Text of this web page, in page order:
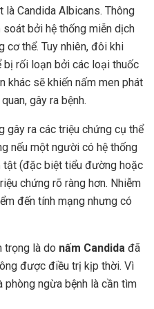
Candida Albicans. Thông
bởi hệ thống miễn dịch
cơ thể. Tuy nhiên, đôi khi
bị rối loạn bởi các loại thuốc
khác sẽ khiến nấm men phát
gây ra bệnh.
gây ra các triệu chứng cụ thể
nếu một người có hệ thống
tật (đặc biệt tiểu đường hoặc
chứng rõ ràng hơn. Nhiễm
đến tính mạng nhưng có
trọng là do nấm Candida đã
được điều trị kịp thời. Vì
phòng ngừa bệnh là cần tìm